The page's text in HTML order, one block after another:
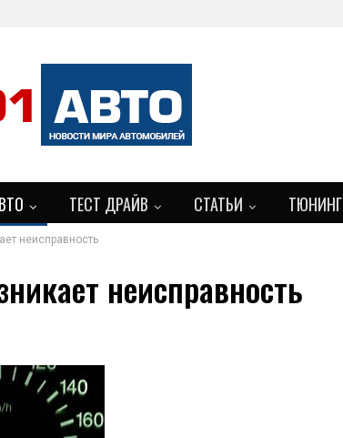
ТЕСТ ДРАЙВ СТАТЬИ ТЮНИНГ
неисправность
неисправность